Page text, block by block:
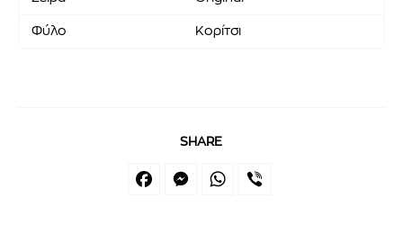
Φύλο Κορίτσι
SHARE
FacebookMessengerWhatsApp